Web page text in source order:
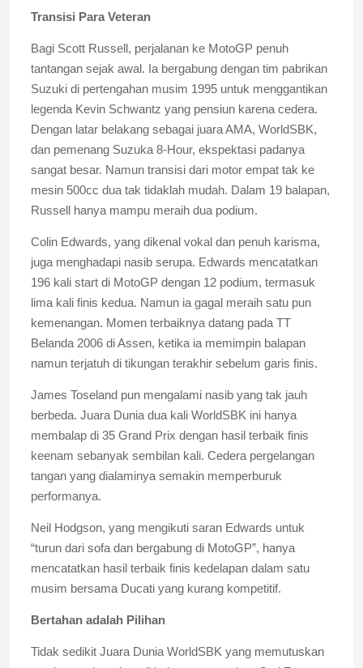
Transisi Para Veteran
Bagi Scott Russell, perjalanan ke MotoGP penuh
tantangan sejak awal. Ia bergabung dengan tim pabrikan
Suzuki di pertengahan musim 1995 untuk menggantikan
legenda Kevin Schwantz yang pensiun karena cedera.
Dengan latar belakang sebagai juara AMA, WorldSBK,
dan pemenang Suzuka 8-Hour, ekspektasi padanya
sangat besar. Namun transisi dari motor empat tak ke
mesin 500cc dua tak tidaklah mudah. Dalam 19 balapan,
Russell hanya mampu meraih dua podium.
Colin Edwards, yang dikenal vokal dan penuh karisma,
juga menghadapi nasib serupa. Edwards mencatatkan
196 kali start di MotoGP dengan 12 podium, termasuk
lima kali finis kedua. Namun ia gagal meraih satu pun
kemenangan. Momen terbaiknya datang pada TT
Belanda 2006 di Assen, ketika ia memimpin balapan
namun terjatuh di tikungan terakhir sebelum garis finis.
James Toseland pun mengalami nasib yang tak jauh
berbeda. Juara Dunia dua kali WorldSBK ini hanya
membalap di 35 Grand Prix dengan hasil terbaik finis
keenam sebanyak sembilan kali. Cedera pergelangan
tangan yang dialaminya semakin memperburuk
performanya.
Neil Hodgson, yang mengikuti saran Edwards untuk
“turun dari sofa dan bergabung di MotoGP”, hanya
mencatatkan hasil terbaik finis kedelapan dalam satu
musim bersama Ducati yang kurang kompetitif.
Bertahan adalah Pilihan
Tidak sedikit Juara Dunia WorldSBK yang memutuskan